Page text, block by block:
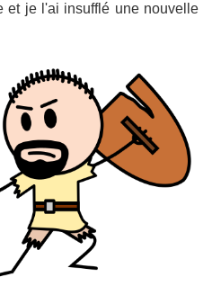
et je l'ai insufflé une nouvelle